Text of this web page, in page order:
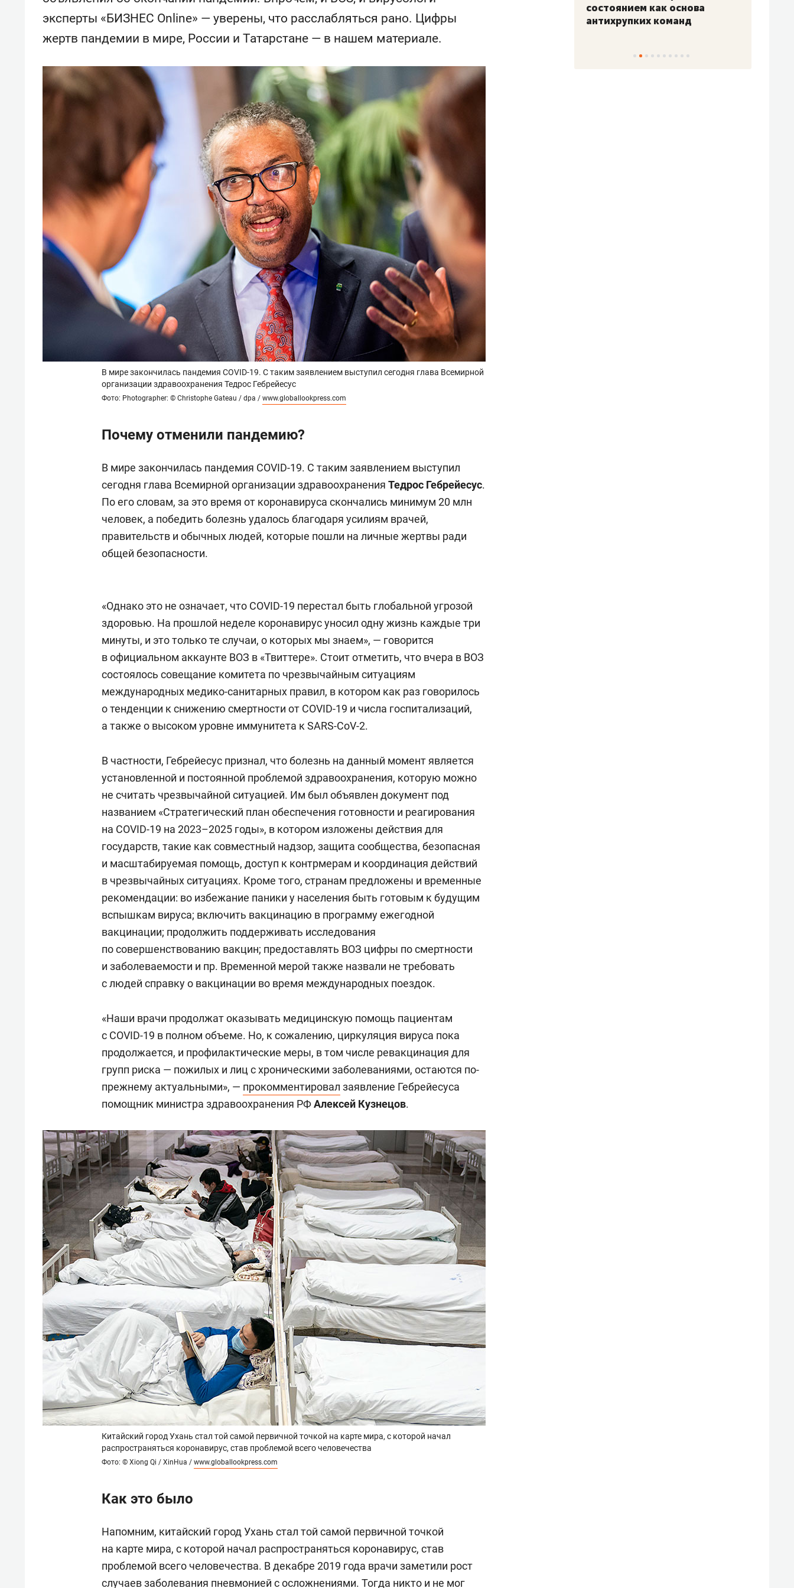
эксперты «БИЗНЕС Online» — уверены, что расслабляться рано. Цифры
жертв пандемии в мире, России и Татарстане — в нашем материале.
В мире закончилась пандемия COVID-19. С таким заявлением выступил сегодня глава Всемирной
организации здравоохранения Тедрос Гебрейесус
Фото: Photographer: © Christophe Gateau / dpa / www.globallookpress.com
Почему отменили пандемию?
В мире закончилась пандемия COVID-19. С таким заявлением выступил
сегодня глава Всемирной организации здравоохранения Тедрос Гебрейесус.
По его словам, за это время от коронавируса скончались минимум 20 млн
человек, а победить болезнь удалось благодаря усилиям врачей,
правительств и обычных людей, которые пошли на личные жертвы ради
общей безопасности.
«Однако это не означает, что COVID-19 перестал быть глобальной угрозой
здоровью. На прошлой неделе коронавирус уносил одну жизнь каждые три
минуты, и это только те случаи, о которых мы знаем», — говорится
в официальном аккаунте ВОЗ в «Твиттере». Стоит отметить, что вчера в ВОЗ
состоялось совещание комитета по чрезвычайным ситуациям
международных медико-санитарных правил, в котором как раз говорилось
о тенденции к снижению смертности от COVID-19 и числа госпитализаций,
а также о высоком уровне иммунитета к SARS-CoV-2.
В частности, Гебрейесус признал, что болезнь на данный момент является
установленной и постоянной проблемой здравоохранения, которую можно
не считать чрезвычайной ситуацией. Им был объявлен документ под
названием «Стратегический план обеспечения готовности и реагирования
на COVID-19 на 2023–2025 годы», в котором изложены действия для
государств, такие как совместный надзор, защита сообщества, безопасная
и масштабируемая помощь, доступ к контрмерам и координация действий
в чрезвычайных ситуациях. Кроме того, странам предложены и временные
рекомендации: во избежание паники у населения быть готовым к будущим
вспышкам вируса; включить вакцинацию в программу ежегодной
вакцинации; продолжить поддерживать исследования
по совершенствованию вакцин; предоставлять ВОЗ цифры по смертности
и заболеваемости и пр. Временной мерой также назвали не требовать
с людей справку о вакцинации во время международных поездок.
«Наши врачи продолжат оказывать медицинскую помощь пациентам
с COVID-19 в полном объеме. Но, к сожалению, циркуляция вируса пока
продолжается, и профилактические меры, в том числе ревакцинация для
групп риска — пожилых и лиц с хроническими заболеваниями, остаются по-
прежнему актуальными», — прокомментировал заявление Гебрейесуса
помощник министра здравоохранения РФАлексей Кузнецов.
Китайский город Ухань стал той самой первичной точкой на карте мира, с которой начал
распространяться коронавирус, став проблемой всего человечества
Фото: © Xiong Qi / XinHua / www.globallookpress.com
Как это было
Напомним, китайский город Ухань стал той самой первичной точкой
на карте мира, с которой начал распространяться коронавирус, став
проблемой всего человечества. В декабре 2019 года врачи заметили рост
случаев заболевания пневмонией с осложнениями. Тогда никто и не мог
антихрупких команд
«Гонка Героев»